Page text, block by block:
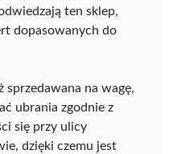
ten sklep,
dopasowanych do
sprzedawana na wagę,
ubrania zgodnie z
się przy ulicy
dzięki czemu jest